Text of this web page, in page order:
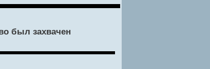
был захвачен